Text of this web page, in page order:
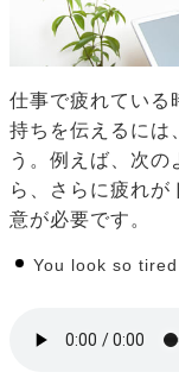
仕事で疲れている
持ちを伝えるには
う。例えば、次の
ら、さらに疲れが
意が必要です。
You look so tired